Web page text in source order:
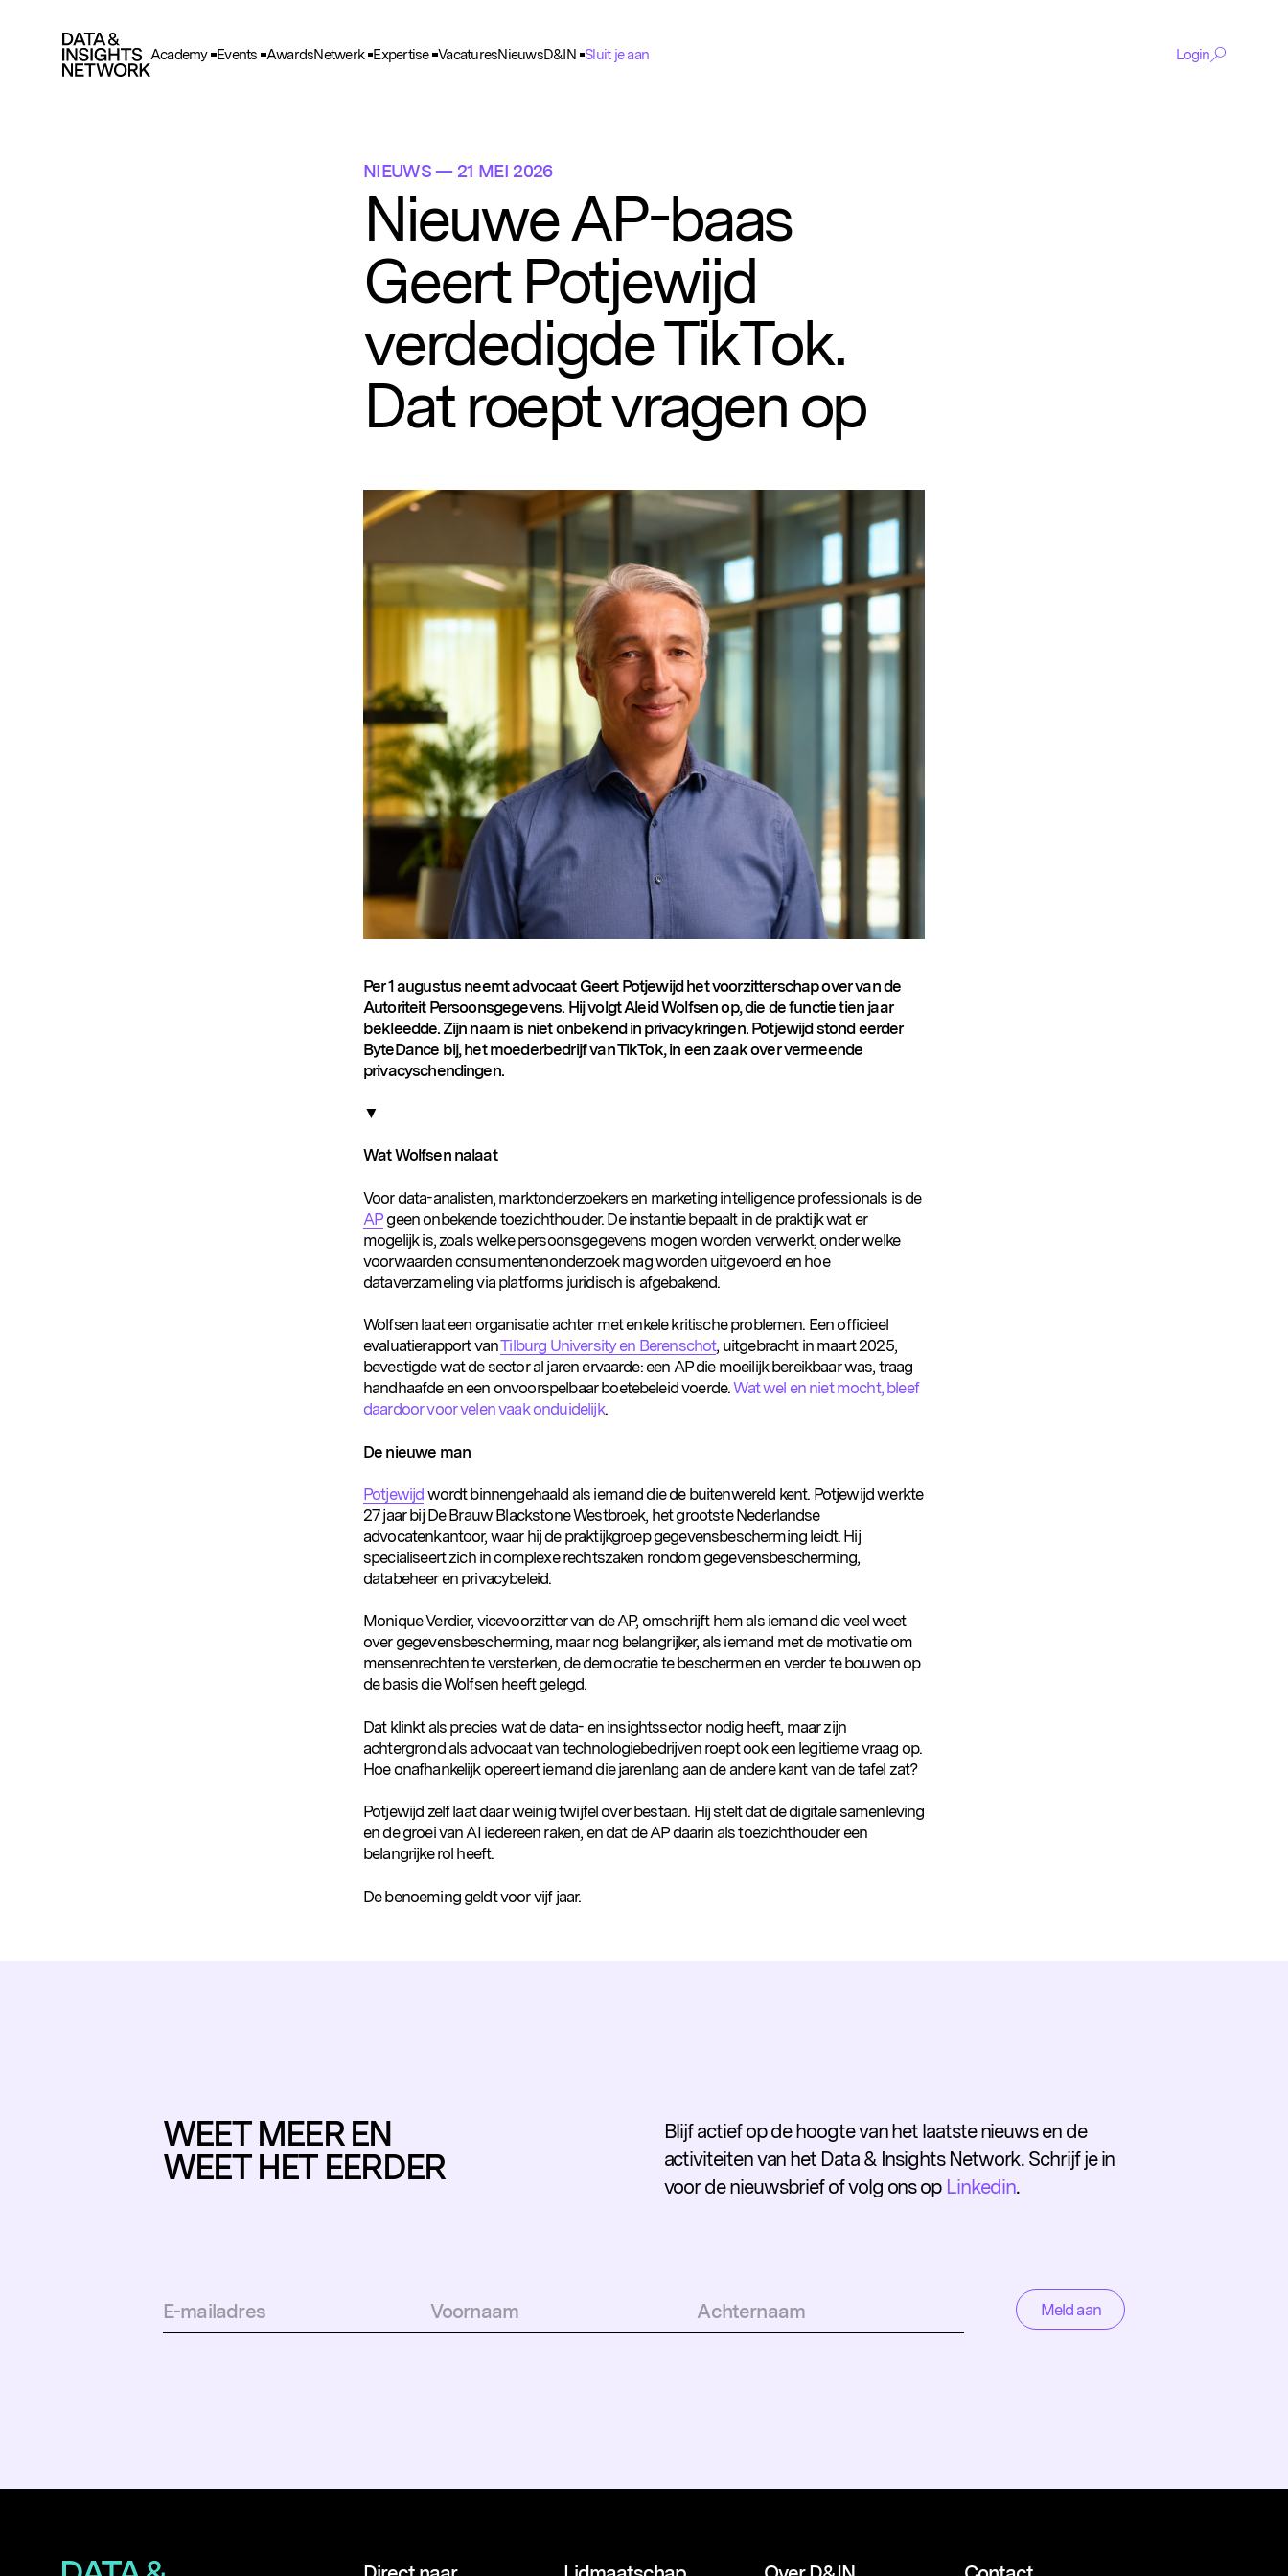
Academy Events AwardsNetwerk Expertise VacaturesNieuwsD&IN Sluit je aan Login
NIEUWS— 21 MEI 2026
Nieuwe AP-baas
Geert Potjewijd
verdedigde TikTok.
Dat roept vragen op
Per 1 augustus neemt advocaat Geert Potjewijd het voorzitterschap over van de
Autoriteit Persoonsgegevens. Hij volgt Aleid Wolfsen op, die de functie tien jaar
bekleedde. Zijn naam is niet onbekend in privacykringen. Potjewijd stond eerder
ByteDance bij, het moederbedrijf van TikTok, in een zaak over vermeende
privacyschendingen.
▼
Wat Wolfsen nalaat
Voor data-analisten, marktonderzoekers en marketing intelligence professionals is de
AP geen onbekende toezichthouder. De instantie bepaalt in de praktijk wat er
mogelijk is, zoals welke persoonsgegevens mogen worden verwerkt, onder welke
voorwaarden consumentenonderzoek mag worden uitgevoerd en hoe
dataverzameling via platforms juridisch is afgebakend.
Wolfsen laat een organisatie achter met enkele kritische problemen. Een officieel
evaluatierapport vanTilburg University en Berenschot, uitgebracht in maart 2025,
bevestigde wat de sector al jaren ervaarde: een AP die moeilijk bereikbaar was, traag
handhaafde en een onvoorspelbaar boetebeleid voerde.Wat wel en niet mocht, bleef
daardoor voor velen vaak onduidelijk.
De nieuwe man
Potjewijd wordt binnengehaald als iemand die de buitenwereld kent. Potjewijd werkte
27 jaar bij De Brauw Blackstone Westbroek, het grootste Nederlandse
advocatenkantoor, waar hij de praktijkgroep gegevensbescherming leidt. Hij
specialiseert zich in complexe rechtszaken rondom gegevensbescherming,
databeheer en privacybeleid.
Monique Verdier, vicevoorzitter van de AP, omschrijft hem als iemand die veel weet
over gegevensbescherming, maar nog belangrijker, als iemand met de motivatie om
mensenrechten te versterken, de democratie te beschermen en verder te bouwen op
de basis die Wolfsen heeft gelegd.
Dat klinkt als precies wat de data- en insightssector nodig heeft, maar zijn
achtergrond als advocaat van technologiebedrijven roept ook een legitieme vraag op.
Hoe onafhankelijk opereert iemand die jarenlang aan de andere kant van de tafel zat?
Potjewijd zelf laat daar weinig twijfel over bestaan. Hij stelt dat de digitale samenleving
en de groei van AI iedereen raken, en dat de AP daarin als toezichthouder een
belangrijke rol heeft.
De benoeming geldt voor vijf jaar.
WEET MEER EN
WEET HET EERDER
Blijf actief op de hoogte van het laatste nieuws en de
activiteiten van het Data & Insights Network. Schrijf je in
voor de nieuwsbrief of volg ons op Linkedin.
Deze helpen ons om het gebruik van de website te analyseren en te verbeteren. De
gegevens worden geanonimiseerd verzameld.
Deze worden gebruikt om je surfgedrag te volgen, zodat we gepersonaliseerde content
en advertenties kunnen tonen.